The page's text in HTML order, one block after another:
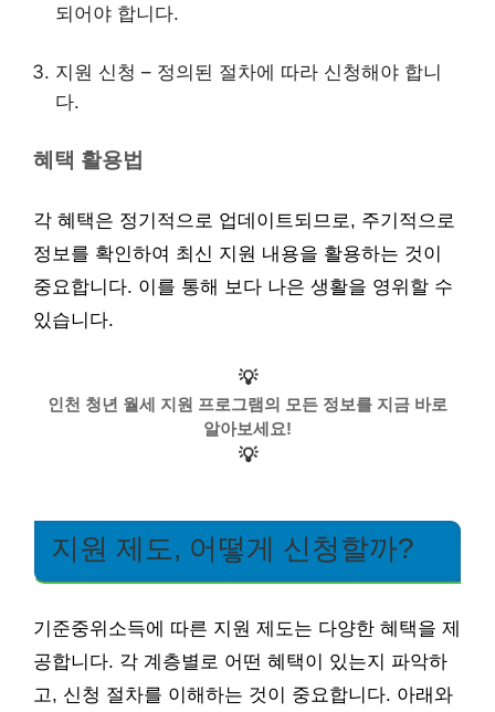
되어야 합니다.
지원 신청 – 정의된 절차에 따라 신청해야 합니
다.
혜택 활용법
각 혜택은 정기적으로 업데이트되므로, 주기적으로
정보를 확인하여 최신 지원 내용을 활용하는 것이
중요합니다. 이를 통해 보다 나은 생활을 영위할 수
있습니다.
💡
인천 청년 월세 지원 프로그램의 모든 정보를 지금 바로
알아보세요!
💡
지원 제도, 어떻게 신청할까?
기준중위소득에 따른 지원 제도는 다양한 혜택을 제
공합니다. 각 계층별로 어떤 혜택이 있는지 파악하
고, 신청 절차를 이해하는 것이 중요합니다. 아래와